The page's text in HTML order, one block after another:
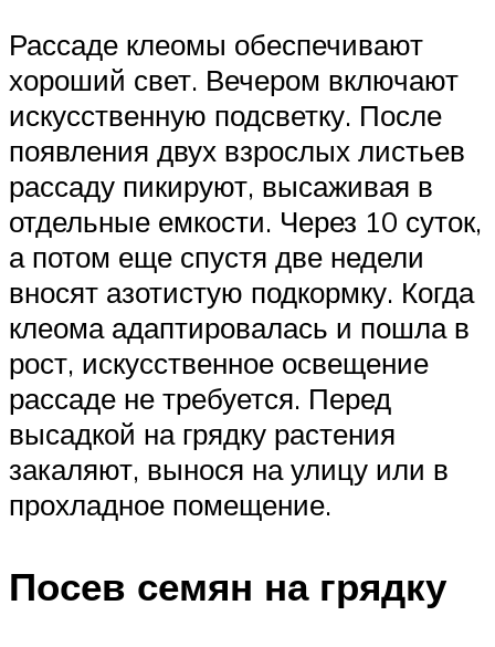
Рассаде клеомы обеспечивают
хороший свет. Вечером включают
искусственную подсветку. После
появления двух взрослых листьев
рассаду пикируют, высаживая в
отдельные емкости. Через 10 суток,
а потом еще спустя две недели
вносят азотистую подкормку. Когда
клеома адаптировалась и пошла в
рост, искусственное освещение
рассаде не требуется. Перед
высадкой на грядку растения
закаляют, вынося на улицу или в
прохладное помещение.
Посев семян на грядку